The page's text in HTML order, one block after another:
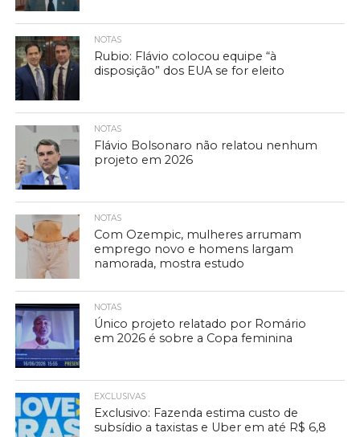
NOTAS
Rubio: Flávio colocou equipe “à
disposição” dos EUA se for eleito
NOTAS
Flávio Bolsonaro não relatou nenhum
projeto em 2026
NOTAS
Com Ozempic, mulheres arrumam
emprego novo e homens largam
namorada, mostra estudo
NOTAS
Único projeto relatado por Romário
em 2026 é sobre a Copa feminina
EXCLUSIVAS
Exclusivo: Fazenda estima custo de
subsídio a taxistas e Uber em até R$ 6,8